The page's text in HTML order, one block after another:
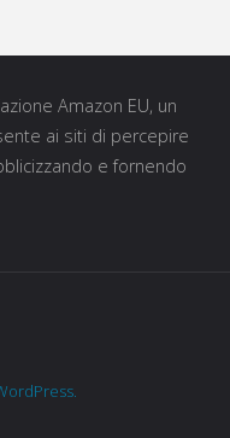
Amazon EU, un
ai siti di percepire
e fornendo